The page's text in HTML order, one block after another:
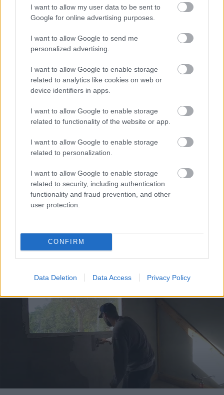
I want to allow my user data to be sent to
Google for online advertising purposes.
I want to allow Google to send me
personalized advertising.
I want to allow Google to enable storage
related to analytics like cookies on web or
device identifiers in apps.
I want to allow Google to enable storage
related to functionality of the website or app.
I want to allow Google to enable storage
related to personalization.
I want to allow Google to enable storage
related to security, including authentication
functionality and fraud prevention, and other
user protection.
CONFIRM
Data Deletion Data Access Privacy Policy
vrstvu sadrovej omietky. Na nanášanie
používam širokú špachtľu a hladítko.
Zdroj: Lukáš Urblík